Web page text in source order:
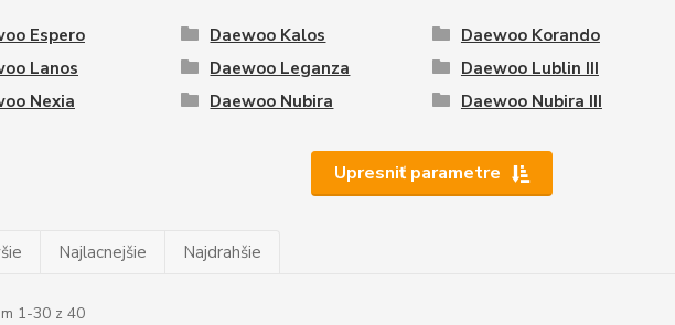
Espero Daewoo Kalos Daewoo Korando
Lanos
Daewoo Leganza Daewoo Lublin III
Nexia
Daewoo Nubira Daewoo Nubira III
Upresniť parametre
Najlacnejšie Najdrahšie
1-30 z 40